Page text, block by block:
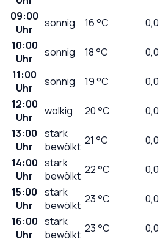
09:00
Uhr
sonnig 16°C 0,0
10:00
Uhr
sonnig 18°C 0,0
11:00
Uhr
sonnig 19°C 0,0
12:00
Uhr
wolkig 20°C 0,0
13:00
Uhr
stark
bewölkt 21 °C 0,0
14:00
Uhr
stark
bewölkt 22°C 0,0
15:00
Uhr
stark
bewölkt 23°C 0,0
16:00
Uhr
stark
bewölkt 23°C 0,0